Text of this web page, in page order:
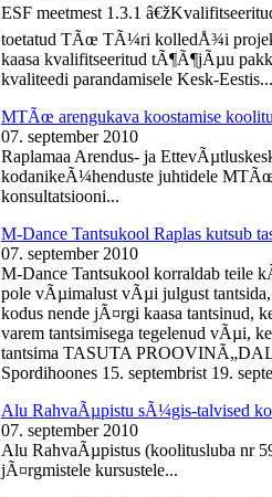
ESF meetmest 1.3.1
toetatud TÃœ TÃ¼ri kolledÅ¾i
kaasa kvalifitseeritud tÃ¶Ã¶jÃµu
kvaliteedi parandamisele Kesk-Eestis...
MTÃœ arengukava koostamise
07. september 2010
Raplamaa Arendus- ja
kodanikeÃ¼henduste juhtidele
konsultatsiooni...
M-Dance Tantsukool Raplas kutsub
07. september 2010
M-Dance Tantsukool korraldab teile
pole vÃµimalust vÃµi julgust
kodus nende jÃ¤rgi kaasa tantsinud,
varem tantsimisega tegelenud vÃµi,
tantsima TASUTA
Spordihoones 15. septembrist 19.
Alu RahvaÃµpistu sÃ¼gis-talvised
07. september 2010
Alu RahvaÃµpistus (koolitusluba nr
jÃ¤rgmistele kursustele...